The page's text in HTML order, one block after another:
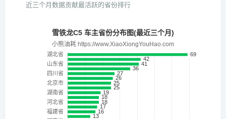
近三个月数据贡献最活跃的省份排行